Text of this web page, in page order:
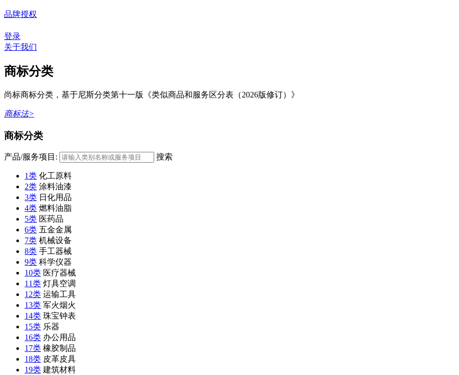
品牌授权
登录
关于我们
商标分类
尚标商标分类，基于尼斯分类第十一版《类似商品和服务区分表（2026版修订）》
商标法>
商标分类
产品/服务项目: 搜索
1类 化工原料
2类 涂料油漆
3类 日化用品
4类 燃料油脂
5类 医药品
6类 五金金属
7类 机械设备
8类 手工器械
9类 科学仪器
10类 医疗器械
11类 灯具空调
12类 运输工具
13类 军火烟火
14类 珠宝钟表
15类 乐器
16类 办公用品
17类 橡胶制品
18类 皮革皮具
19类 建筑材料